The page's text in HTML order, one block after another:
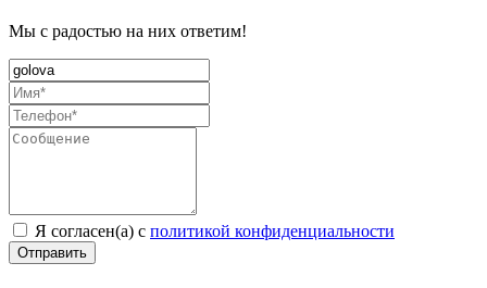
Мы с радостью на них ответим!
Я согласен(а) с политикой конфиденциальности
Отправить